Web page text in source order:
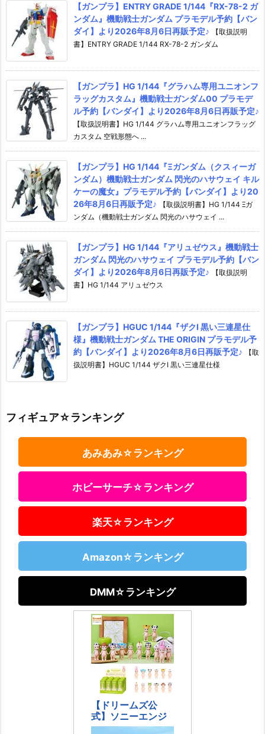
【ガンプラ】ENTRY GRADE 1/144『RX-78-2 ガ
ンダム』機動戦士ガンダム プラモデル予約【バン
ダイ】より2026年8月6日再販予定♪
【取扱説明
書】ENTRY GRADE 1/144 RX-78-2 ガンダム
【ガンプラ】HG 1/144『グラハム専用ユニオンフ
ラッグカスタム』機動戦士ガンダム00 プラモデ
ル予約【バンダイ】より2026年8月6日再販予定♪
【取扱説明書】HG 1/144 グラハム専用ユニオンフラッグ
カスタム 空戦形態へ ...
【ガンプラ】HG 1/144『Ξガンダム（クスィーガ
ンダム）機動戦士ガンダム 閃光のハサウェイ キル
ケーの魔女』プラモデル予約【バンダイ】より20
26年8月6日再販予定♪
【取扱説明書】HG 1/144 Ξガ
ンダム（機動戦士ガンダム 閃光のハサウェイ ...
【ガンプラ】HG 1/144『アリュゼウス』機動戦士
ガンダム 閃光のハサウェイ プラモデル予約【バン
ダイ】より2026年8月6日再販予定♪
【取扱説明
書】HG 1/144 アリュゼウス
【ガンプラ】HGUC 1/144『ザクI 黒い三連星仕
様』機動戦士ガンダム THE ORIGIN プラモデル予
約【バンダイ】より2026年8月6日再販予定♪
【取
扱説明書】HGUC 1/144 ザクI 黒い三連星仕様
フィギュア☆ランキング
あみあみ☆ランキング
ホビーサーチ☆ランキング
楽天☆ランキング
Amazon☆ランキング
DMM☆ランキング